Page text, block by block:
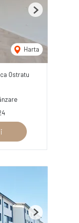
Harta
Next
Ostratu
Next